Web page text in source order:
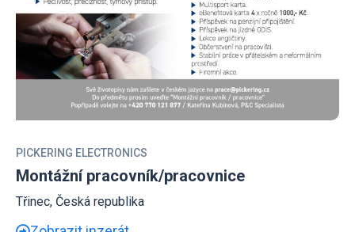
PICKERING ELECTRONICS
Montážní pracovník/pracovnice
Třinec, Česká republika